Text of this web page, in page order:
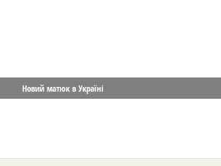
Новий матюк в Україні